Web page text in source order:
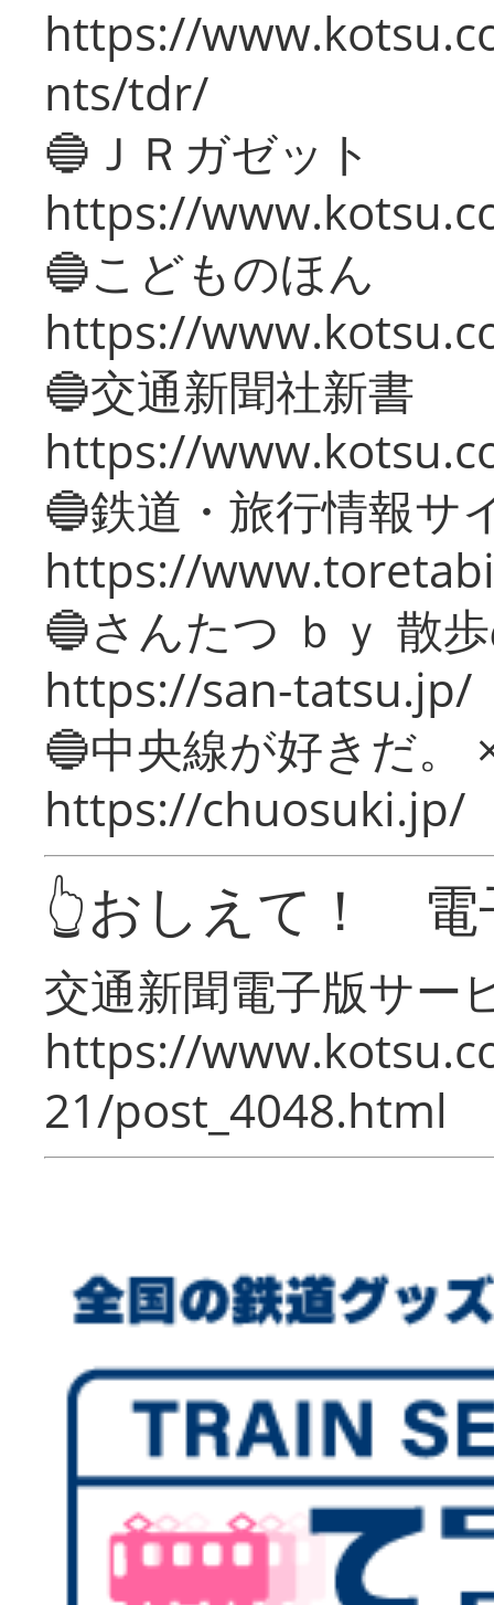
https://
nts/tdr/
🔵ＪＲガゼット
https://
🔵こどものほん
https://
🔵交通新聞社新書
https://
🔵鉄道・旅行情報サ
https://
🔵さんたつ ｂｙ 散
https://san-tatsu.jp/
🔵中央線が好きだ。
https://chuosuki.jp/
👆おしえて！ 電
交通新聞電子版サー
https://
21/post_4048.html